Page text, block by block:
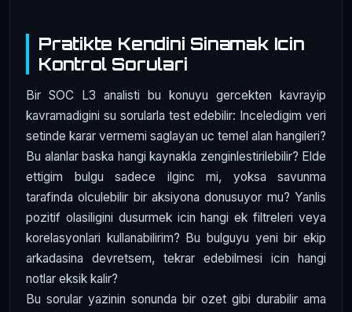
Pratikte Kendini Sinamak Icin
Kontrol Sorulari
Bir SOC L3 analisti bu konuyu gercekten kavrayip
kavramadigini su sorularla test edebilir: Inceledigim veri
setinde karar vermemi saglayan uc temel alan hangileri?
Bu alanlar baska hangi kaynakla zenginlestirilebilir? Elde
ettigim bulgu sadece ilginc mi, yoksa savunma
tarafinda olculebilir bir aksiyona donusuyor mu? Yanlis
pozitif olasiligini dusurmek icin hangi ek filtreleri veya
korelasyonlari kullanabilirim? Bu bulguyu yeni bir ekip
arkadasina devretsem, tekrar edebilmesi icin hangi
notlar eksik kalir?
Bu sorular yazinin sonunda bir ozet gibi durabilir ama